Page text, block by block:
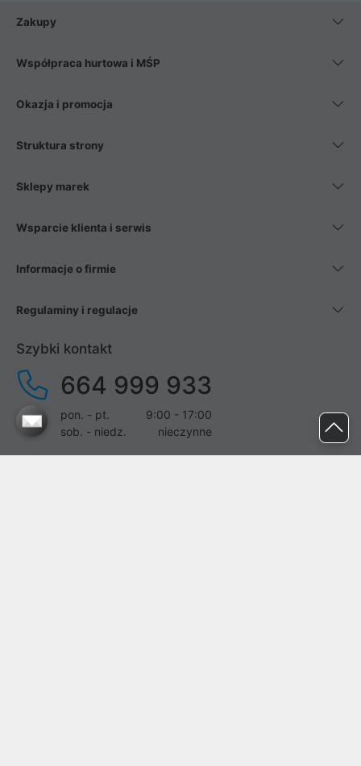
Zakupy
Współpraca hurtowa i MŚP
Okazja i promocja
Struktura strony
Sklepy marek
Wsparcie klienta i serwis
Informacje o firmie
Regulaminy i regulacje
Szybki kontakt
664 999 933
pon. - pt.
9:00 - 17:00
sob. - niedz.
nieczynne